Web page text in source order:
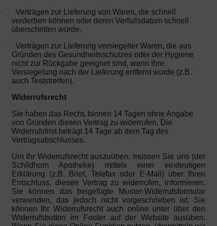
·
Verträgen zur Lieferung von Waren, die schnell
verderben können oder deren Verfallsdatum schnell
überschritten würde,
·
Verträgen zur Lieferung versiegelter Waren, die aus
Gründen des Gesundheitsschutzes oder der Hygiene
nicht zur Rückgabe geeignet sind, wenn ihre
Versiegelung nach der Lieferung entfernt wurde (z.B.
auch Teststreifen).
Widerrufsrecht
Sie haben das Recht, binnen 14 Tagen ohne Angabe
von Gründen diesen Vertrag zu widerrufen. Die
Widerrufsfrist beträgt 14 Tage ab dem Tag des
Vertragsabschlusses.
Um Ihr Widerrufsrecht auszuüben, müssen Sie uns (der
Schildhorn Apotheke) mittels einer eindeutigen
Erklärung (z.B. Brief, Telefax oder E-Mail) über Ihren
Entschluss, diesen Vertrag zu widerrufen, informieren.
Sie können das beigefügte Muster-Widerrufsformular
verwenden, das jedoch nicht vorgeschrieben ist. Sie
können Ihr Widerrufsrecht auch online unter über den
Widerrufsbutton im Footer auf der Website ausüben.